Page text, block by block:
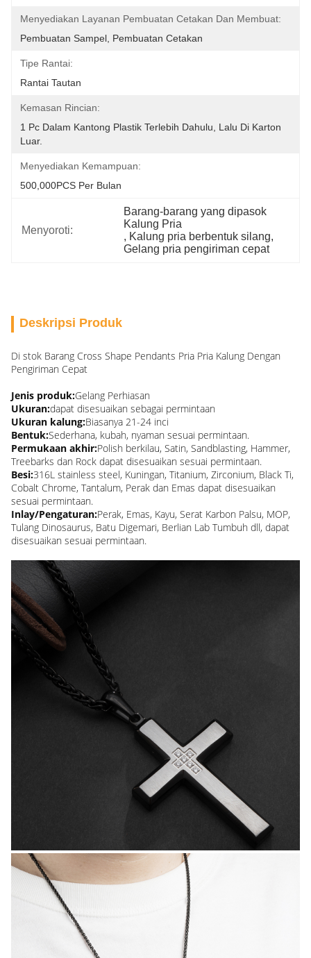
Menyediakan Layanan Pembuatan Cetakan Dan Membuat:
Pembuatan Sampel, Pembuatan Cetakan
Tipe Rantai:
Rantai Tautan
Kemasan Rincian:
1 Pc Dalam Kantong Plastik Terlebih Dahulu, Lalu Di Karton
Luar.
Menyediakan Kemampuan:
500,000PCS Per Bulan
Menyoroti:
Barang-barang yang dipasok
Kalung Pria
, Kalung pria berbentuk silang,
Gelang pria pengiriman cepat
Deskripsi Produk
Di stok Barang Cross Shape Pendants Pria Pria Kalung Dengan
Pengiriman Cepat
Jenis produk:Gelang Perhiasan
Ukuran:dapat disesuaikan sebagai permintaan
Ukuran kalung:Biasanya 21-24 inci
Bentuk:Sederhana, kubah, nyaman sesuai permintaan.
Permukaan akhir:Polish berkilau, Satin, Sandblasting, Hammer,
Treebarks dan Rock dapat disesuaikan sesuai permintaan.
Besi:316L stainless steel, Kuningan, Titanium, Zirconium, Black Ti,
Cobalt Chrome, Tantalum, Perak dan Emas dapat disesuaikan
sesuai permintaan.
Inlay/Pengaturan:Perak, Emas, Kayu, Serat Karbon Palsu, MOP,
Tulang Dinosaurus, Batu Digemari, Berlian Lab Tumbuh dll, dapat
disesuaikan sesuai permintaan.